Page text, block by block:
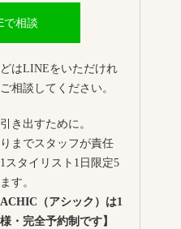
で相談
はLINEをいただけれ
相談してください。
き出すために。
までスタッフが責任
スタイリスト1日限定5
す。
（アシック）は1
・完全予約制です】